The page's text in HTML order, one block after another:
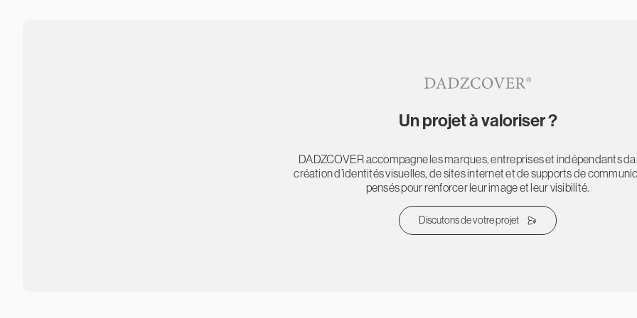
Un projet à valoriser ?
DADZCOVER accompagne les marques, entreprises et indépendants
création d’identités visuelles, de sites internet et de supports de
pensés pour renforcer leur image et leur visibilité.
Discutons de votre projet